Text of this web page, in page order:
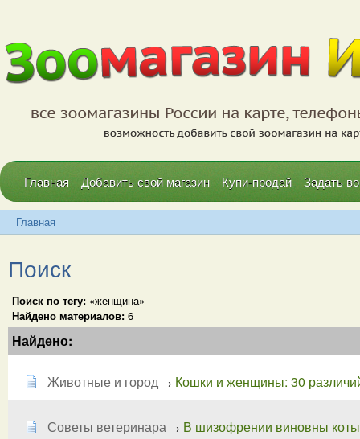
Главная Добавить свой магазин Купи-продай Задать
Главная
Поиск
Поиск по тегу: «женщина»
Найдено материалов: 6
Найдено:
Животные и город → Кошки и женщины: 30
Советы ветеринара → В шизофрении виновны коты